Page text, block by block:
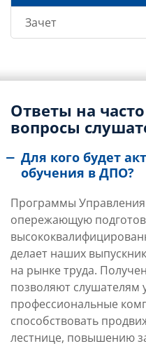
Зачет
Ответы на
вопросы
Для кого будет
обучения в ДПО?
Программы
опережающую
делает наших
на рынке труда.
позволяют слушателям
профессиональные
способствовать
лестнице, повышению